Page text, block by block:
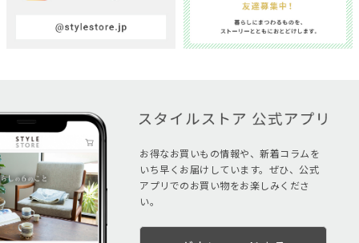
お得なお買いもの情報や、新着コラムを
いち早くお届けしています。ぜひ、公式
アプリでのお買い物をお楽しみくださ
い。